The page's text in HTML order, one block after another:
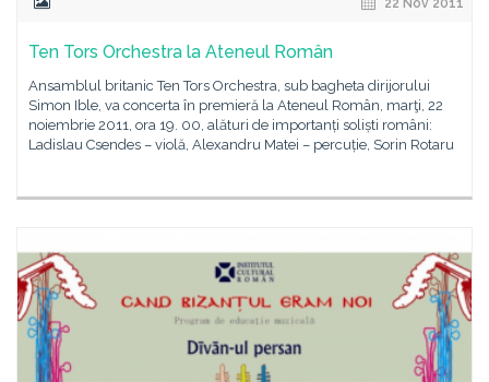
22 Nov 2011
Ten Tors Orchestra la Ateneul Român
Ansamblul britanic Ten Tors Orchestra, sub bagheta dirijorului
Simon Ible, va concerta în premieră la Ateneul Român, marţi, 22
noiembrie 2011, ora 19. 00, alături de importanți soliști români:
Ladislau Csendes – violă, Alexandru Matei – percuție, Sorin Rotaru